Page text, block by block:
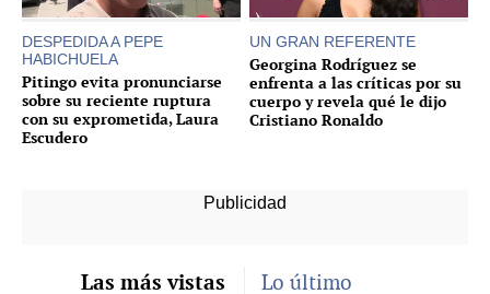
DESPEDIDA A PEPE
HABICHUELA
Pitingo evita pronunciarse
sobre su reciente ruptura
con su exprometida, Laura
Escudero
UN GRAN REFERENTE
Georgina Rodríguez se
enfrenta a las críticas por su
cuerpo y revela qué le dijo
Cristiano Ronaldo
Las más vistas Lo último